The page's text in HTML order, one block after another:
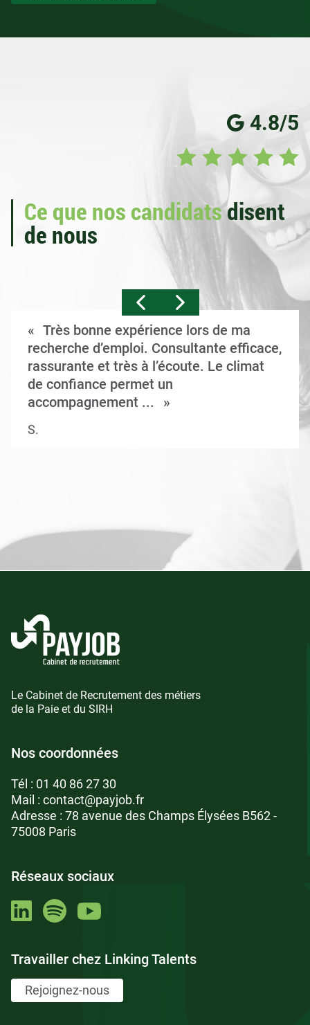
4.8/5
Ce que nos candidatsdisent
de nous
Très bonne expérience lors de ma
recherche d’emploi. Consultante efficace,
rassurante et très à l’écoute. Le climat
de confiance permet un
accompagnement ...
S.
Le Cabinet de Recrutement des métiers
de la Paie et du SIRH
Nos coordonnées
Tél : 01 40 86 27 30
Mail : contact@payjob.fr
Adresse : 78 avenue des Champs Élysées B562 -
75008 Paris
Réseaux sociaux
Travailler chez Linking Talents
Rejoignez-nous